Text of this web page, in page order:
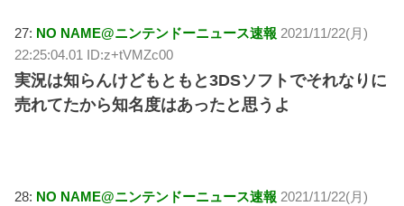
27: NO NAME@ニンテンドーニュース速報 2021/11/22(月)
22:25:04.01 ID:z+tVMZc00
実況は知らんけどもともと3DSソフトでそれなりに
売れてたから知名度はあったと思うよ
28: NO NAME@ニンテンドーニュース速報 2021/11/22(月)